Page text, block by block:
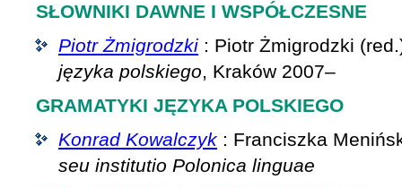
SŁOWNIKI DAWNE I WSPÓŁCZESNE
Piotr Żmigrodzki : Piotr Żmigrodzki
języka polskiego, Kraków 2007–
GRAMATYKI JĘZYKA POLSKIEGO
Konrad Kowalczyk : Franciszka
seu institutio Polonica linguae